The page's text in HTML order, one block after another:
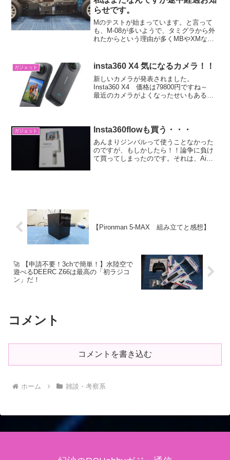
らせです。
Mのテストが始まっています。と言って
も、M-08が多いようで、タミグラから外
れたからという理由が多くMBやXMなど
になんで、M-08かというと、カーペット
では速いらしく...
ガジェット insta360 X4 気になるカメラ！！
新しいカメラが発表されました。
Insta360 X4 価格は79800円ですね～
最近のカメラがよくなったせいもあるの
ます...
ガジェット Insta360flowも買う・・・
あんまりジンバルって使うことなかった
のですが、もしかしたら！！論争に負け
て買ってしまったのです。それは、Ai追
【Pironman 5-MAX 組み立てと感想】
🚀 【申請不要！3chで簡単！】水陸空で
遊べるDEERC Z66は最高の「初ラジコ
ン」だ！
コメント
コメントを書き込む
ホーム 雑談・考察系